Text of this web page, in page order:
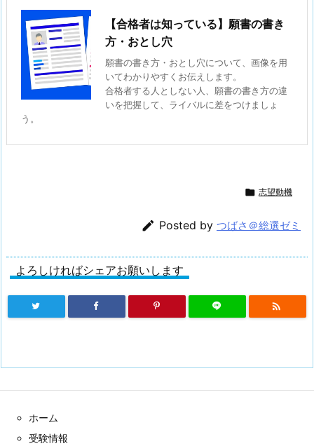
【合格者は知っている】願書の書き
方・おとし穴
願書の書き方・おとし穴について、画像を用
いてわかりやすくお伝えします。
合格者する人としない人、願書の書き方の違
いを把握して、ライバルに差をつけましょ
う。
 志望動機
 Posted by つばさ＠総選ゼミ
よろしければシェアお願いします

ホーム
受験情報